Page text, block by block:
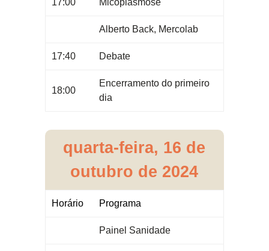
17:00 Micoplasmose
Alberto Back, Mercolab
17:40 Debate
18:00
Encerramento do primeiro
dia
quarta-feira, 16 de
outubro de 2024
Horário Programa
Painel Sanidade